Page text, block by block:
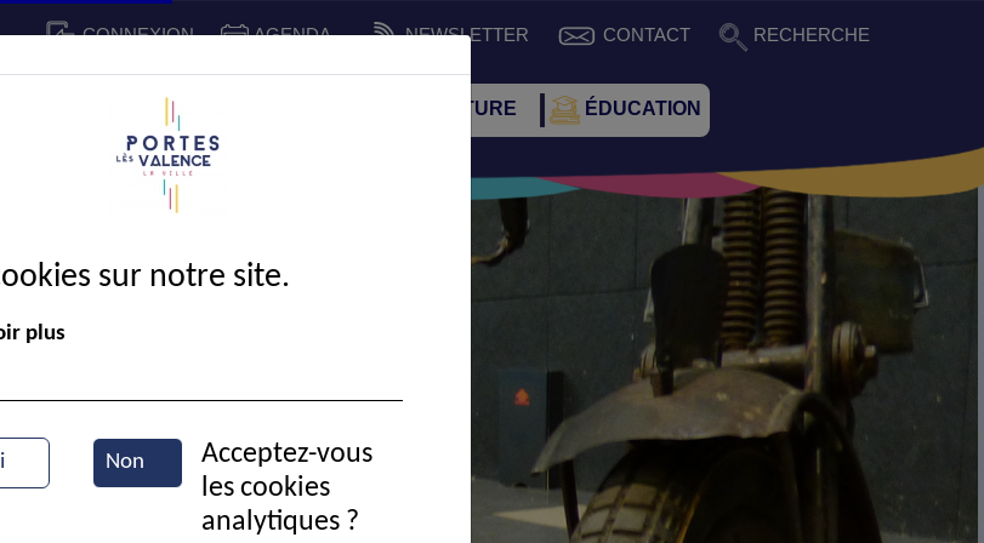
CONNEXION AGENDA NEWSLETTER CONTACT RECHERCHE
CADRE DE VIE SPORT ET CULTURE ÉDUCATION
Bourse autos-motos anciennes
sur notre site.
plus
Non
Acceptez-vous
les cookies
analytiques ?